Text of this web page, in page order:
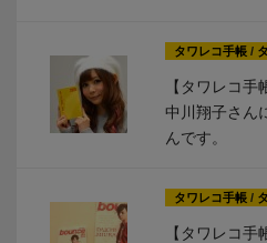
タワレコ手帳 /
【タワレコ
中川翔子さん
んです。
タワレコ手帳 /
【タワレコ